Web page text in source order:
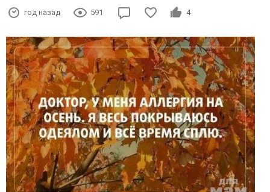
год назад 591 4